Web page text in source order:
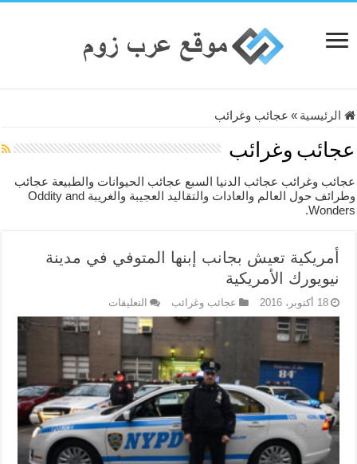
الرئيسية » عجائب وغرائب
عجائب وغرائب
عجائب وغرائب عجائب الدنيا السبع عجائب الحيوانات والطبيعة عجائب
وطرائف حول العالم والعادات والتقاليد العجيبة والغريبة Oddity and
Wonders.
أمريكية تعيش بجانب إبنها المتوفي في مدينة
نيويورك الأمريكية
18 أكتوبر، 2016 عجائب وغرائب التعليقات
تعيش
بجانب
المتوفي
في
مدينة
نيويورك
الأمريكية
مغلقة